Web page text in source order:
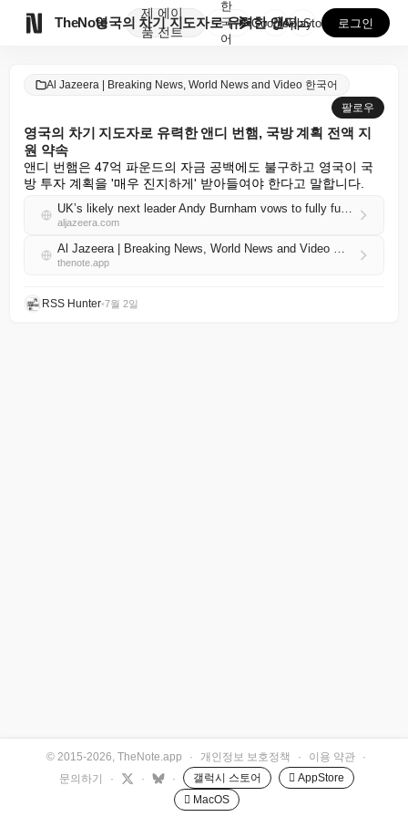
TheNote
제
품
에이
전트
영국의 차기 지도자로 유력한 앤디 번햄, 국방 계획 전...
한
국
어
GooglePlay
AppStore 로그인
Al Jazeera | Breaking News, World News and Video 한국어
팔로우
영국의 차기 지도자로 유력한 앤디 번햄, 국방 계획 전액 지
원 약속
앤디 번햄은 47억 파운드의 자금 공백에도 불구하고 영국이 국
방 투자 계획을 '매우 진지하게' 받아들여야 한다고 말합니다.
UK’s likely next leader Andy Burnham vows to fully fund defence plans
aljazeera.com
Al Jazeera | Breaking News, World News and Video 한국어 RSS
thenote.app
RSS Hunter•7월 2일
© 2015-2026, TheNote.app · 개인정보 보호정책 · 이용 약관
·
문의하기
· · · 갤럭시 스토어
 AppStore
 MacOS